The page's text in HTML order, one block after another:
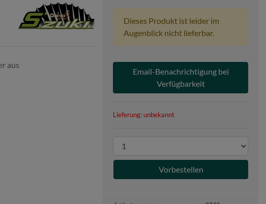
Doiyo
aus
Dieses Produkt ist leider im
Augenblick nicht lieferbar.
Email-Benachrichtigung bei
Verfügbarkeit
Lieferung: unbekannt
r
d